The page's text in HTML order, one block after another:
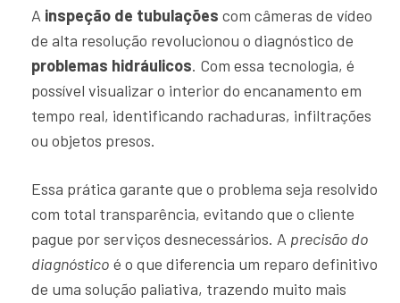
A inspeção de tubulações com câmeras de vídeo
de alta resolução revolucionou o diagnóstico de
problemas hidráulicos. Com essa tecnologia, é
possível visualizar o interior do encanamento em
tempo real, identificando rachaduras, infiltrações
ou objetos presos.
Essa prática garante que o problema seja resolvido
com total transparência, evitando que o cliente
pague por serviços desnecessários. A precisão do
diagnóstico é o que diferencia um reparo definitivo
de uma solução paliativa, trazendo muito mais